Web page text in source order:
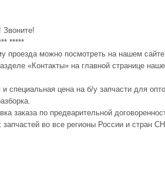
Звоните!
*****
проезда можно посмотреть на нашем
«Контакты» на главной странице
специальная цена на б/у запчасти для
заказа по предварительной
во все регионы России и стран